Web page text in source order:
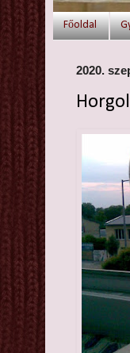
Főoldal
2020.